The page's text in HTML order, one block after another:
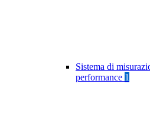
Sistema di
performance 1